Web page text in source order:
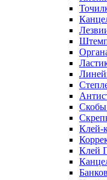
Скобы
Клей-
Клей